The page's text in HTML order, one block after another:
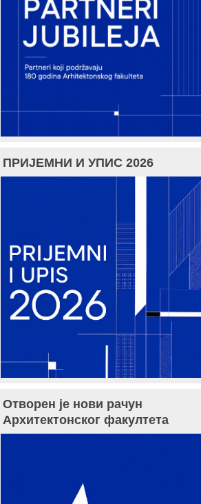
ПРИЈЕМНИ И УПИС 2026
Отворен је нови рачун
Архитектонског факултета